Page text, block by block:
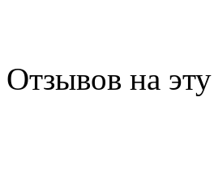
Отзывов на